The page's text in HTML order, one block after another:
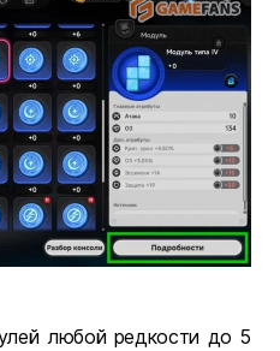
любой редкости до 5